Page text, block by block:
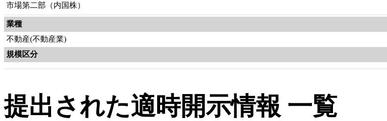
市場第二部（内国株）
業種
不動産(不動産業)
規模区分
提出された適時開示情報 一覧